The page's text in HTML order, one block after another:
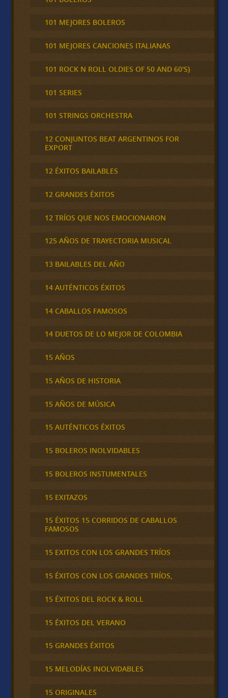
101 MEJORES BOLEROS
101 MEJORES CANCIONES ITALIANAS
101 ROCK N ROLL OLDIES OF 50 AND 60'S}
101 SERIES
101 STRINGS ORCHESTRA
12 CONJUNTOS BEAT ARGENTINOS FOR
EXPORT
12 ÉXITOS BAILABLES
12 GRANDES ÉXITOS
12 TRÍOS QUE NOS EMOCIONARON
125 AÑOS DE TRAYECTORIA MUSICAL
13 BAILABLES DEL AÑO
14 AUTÉNTICOS ÉXITOS
14 CABALLOS FAMOSOS
14 DUETOS DE LO MEJOR DE COLOMBIA
15 AÑOS
15 AÑOS DE HISTORIA
15 AÑOS DE MÚSICA
15 AUTÉNTICOS ÉXITOS
15 BOLEROS INOLVIDABLES
15 BOLEROS INSTUMENTALES
15 EXITAZOS
15 ÉXITOS 15 CORRIDOS DE CABALLOS
FAMOSOS
15 EXITOS CON LOS GRANDES TRÍOS
15 ÉXITOS CON LOS GRANDES TRÍOS,
15 ÉXITOS DEL ROCK & ROLL
15 ÉXITOS DEL VERANO
15 GRANDES ÉXITOS
15 MELODÍAS INOLVIDABLES
15 ORIGINALES